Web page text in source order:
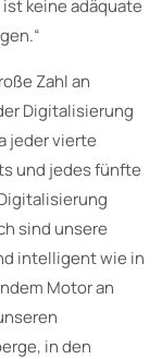
keine adäquate
Zahl an
Digitalisierung
jeder vierte
und jedes fünfte
sind unsere
intelligent wie in
Motor an
in den